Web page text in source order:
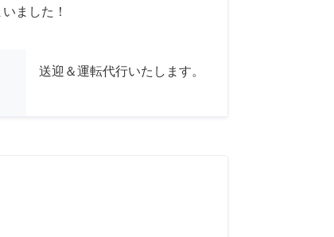
ました！
送迎＆運転代行いたします。